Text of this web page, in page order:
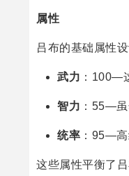
属性
吕布的基础属性
武力 ：100—
智力 ：55—
统率 ：95—
这些属性平衡了